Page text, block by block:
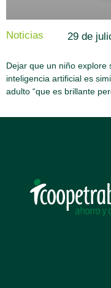
Noticias
Dejar que un niño explore
inteligencia artificial es
adulto “que es brillante
29 de